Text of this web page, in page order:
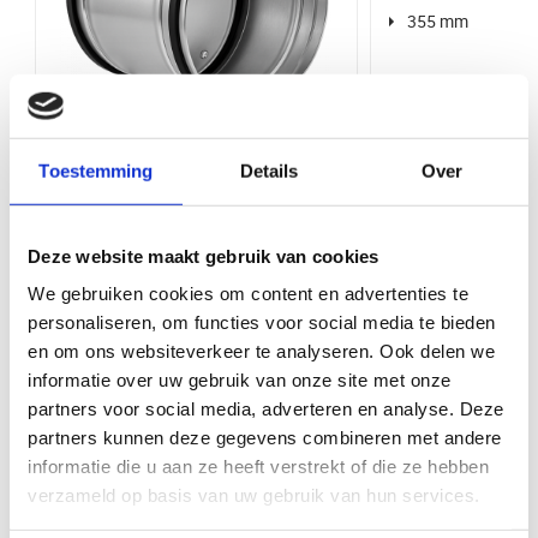
Toestemming Details Over
Deze website maakt gebruik van cookies
We gebruiken cookies om content en advertenties te
personaliseren, om functies voor social media te bieden
en om ons websiteverkeer te analyseren. Ook delen we
informatie over uw gebruik van onze site met onze
partners voor social media, adverteren en analyse. Deze
partners kunnen deze gegevens combineren met andere
informatie die u aan ze heeft verstrekt of die ze hebben
verzameld op basis van uw gebruik van hun services.
Bij VentilatieTotaal.nl profiteert u van een grote voorraad en snelle
levering van al onze producten. U kunt uw bestelling direct afhalen bij
onze balie in Ede. Wij bieden een breed assortiment aan
ventilatieproducten van hoge kwaliteit, zodat u altijd de juiste oplossing
vindt voor uw project.
Luchtdichtheid Hoge luchtdichtheid (SAFE)
Merk
Bediening via app Nee
Type hulpstukken Regelkleppen
Product Type Regelkleppen
Rubber Met rubber
Regelklep | diameter 200 mm |
handbediend | SAFE
355 mm
Maak uw klus compleet met deze items